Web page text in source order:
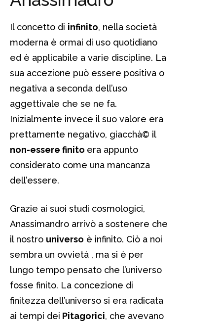
Il concetto di infinito, nella società
moderna è ormai di uso quotidiano
ed è applicabile a varie discipline. La
sua accezione può essere positiva o
negativa a seconda dell’uso
aggettivale che se ne fa.
Inizialmente invece il suo valore era
prettamente negativo, giacchà© il
non-essere finito era appunto
considerato come una mancanza
dell’essere.
Grazie ai suoi studi cosmologici,
Anassimandro arrivò a sostenere che
il nostro universo è infinito. Ciò a noi
sembra un ovvietà , ma si è per
lungo tempo pensato che l’universo
fosse finito. La concezione di
finitezza dell’universo si era radicata
ai tempi dei Pitagorici, che avevano